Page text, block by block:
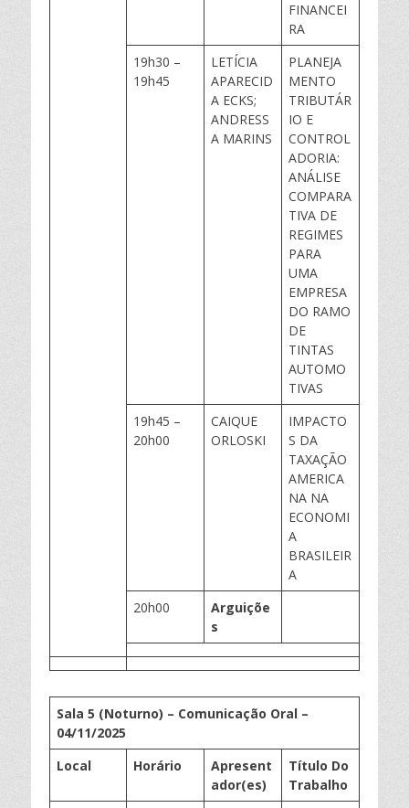
FINANCEI
RA
19h30 –
19h45
LETÍCIA
APARECID
A ECKS;
ANDRESS
A MARINS
PLANEJA
MENTO
TRIBUTÁR
IO E
CONTROL
ADORIA:
ANÁLISE
COMPARA
TIVA DE
REGIMES
PARA
UMA
EMPRESA
DO RAMO
DE
TINTAS
AUTOMO
TIVAS
19h45 –
20h00
CAIQUE
ORLOSKI
IMPACTO
S DA
TAXAÇÃO
AMERICA
NA NA
ECONOMI
A
BRASILEIR
A
20h00
Arguiçõe
s
Sala 5 (Noturno) – Comunicação Oral –
04/11/2025
Local
Horário
Apresent
ador(es)
Título Do
Trabalho